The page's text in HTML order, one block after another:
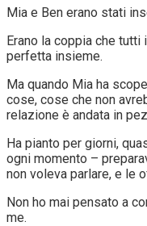
Mia e Ben erano stati
Erano la coppia che tutti
perfetta insieme.
Ma quando Mia ha
cose, cose che non
relazione è andata in
Ha pianto per giorni,
ogni momento –
non voleva parlare, e le
Non ho mai pensato a
me.